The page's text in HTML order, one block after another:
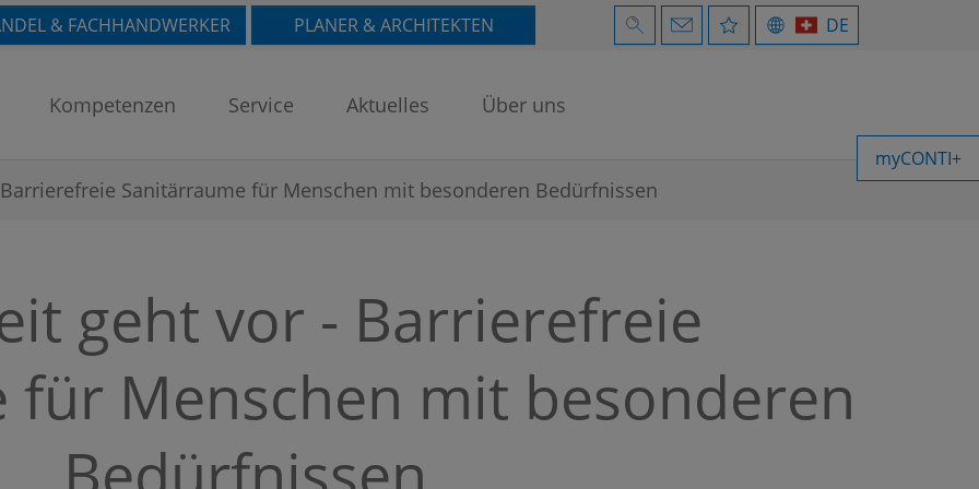
& FACHHANDWERKER PLANER & ARCHITEKTEN DE
Kompetenzen Service Aktuelles Über uns
myCONTI+
Sanitärraume für Menschen mit besonderen Bedürfnissen
geht vor - Barrierefreie
für Menschen mit besonderen